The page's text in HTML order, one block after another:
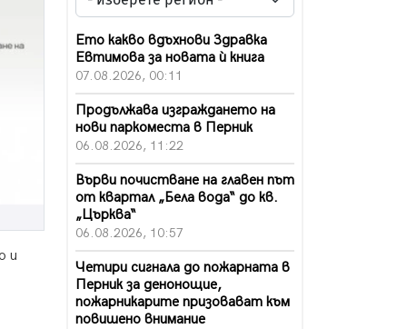
и
Ето какво вдъхнови Здравка
Евтимова за новата ѝ книга
07.08.2026, 00:11
Продължава изграждането на
нови паркоместа в Перник
06.08.2026, 11:22
Върви почистване на главен път
от квартал „Бела вода“ до кв.
„Църква“
06.08.2026, 10:57
Четири сигнала до пожарната в
Перник за денонощие,
пожарникарите призовават към
повишено внимание